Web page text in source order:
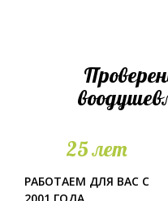
25 лет
РАБОТАЕМ ДЛЯ ВАС С